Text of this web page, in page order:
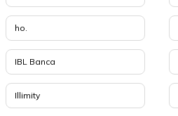
ho.
IBL Banca
Illimity